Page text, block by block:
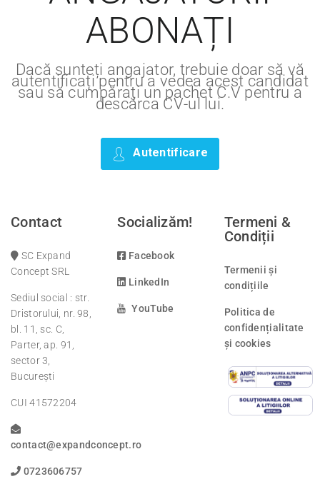
ABONAȚI
Dacă sunteți angajator, trebuie doar să vă
autentificați pentru a vedea acest candidat
sau să cumpărați un pachet C.V pentru a
descărca CV-ul lui.
Autentificare
Contact
SC Expand
Concept SRL
Sediul social : str.
Dristorului, nr. 98,
bl. 11, sc. C,
Parter, ap. 91,
sector 3,
București
CUI 41572204
contact@expandconcept.ro
0723606757
Socializăm!
Facebook
LinkedIn
YouTube
Termeni &
Condiții
Termenii și
condițiile
Politica de
confidențialitate
și cookies